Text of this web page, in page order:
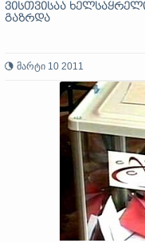
ვისთვისაა
გაზრდა
მარტი 10 2011